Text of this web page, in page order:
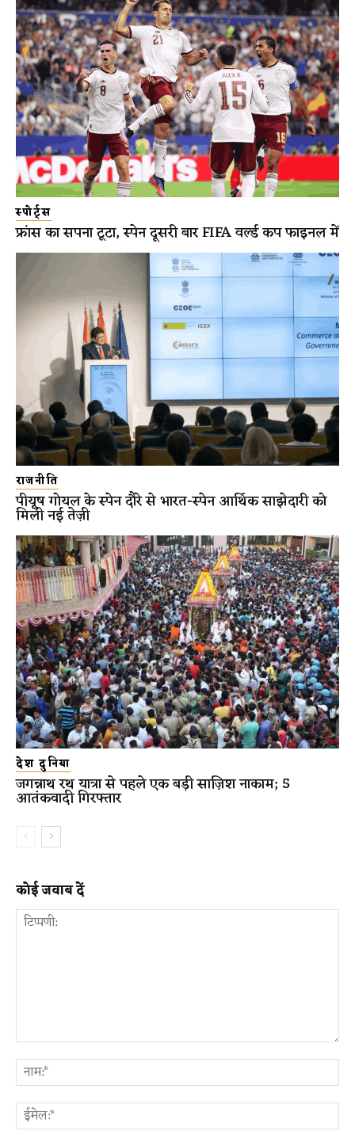
स्पोर्ट्स
फ्रांस का सपना टूटा, स्पेन दूसरी बार FIFA वर्ल्ड कप फाइनल में
राजनीति
पीयूष गोयल के स्पेन दौरे से भारत-स्पेन आर्थिक साझेदारी को
मिली नई तेज़ी
देश दुनिया
जगन्नाथ रथ यात्रा से पहले एक बड़ी साज़िश नाकाम; 5
आतंकवादी गिरफ्तार
कोई जवाब दें